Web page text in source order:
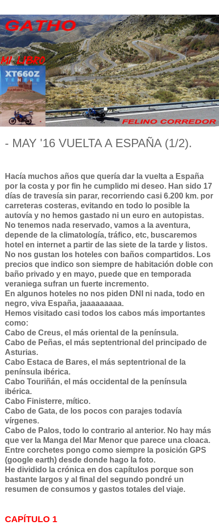
- MAY '16 VUELTA A ESPAÑA (1/2).
Hacía muchos años que quería dar la vuelta a España
por la costa y por fin he cumplido mi deseo. Han sido 17
días de travesía sin parar, recorriendo casi 6.200 km. por
carreteras costeras, evitando en todo lo posible la
autovía y no hemos gastado ni un euro en autopistas.
No tenemos nada reservado, vamos a la aventura,
depende de la climatología, tráfico, etc, buscaremos
hotel en internet a partir de las siete de la tarde y listos.
No nos gustan los hoteles con baños compartidos. Los
precios que indico son siempre de habitación doble con
baño privado y en mayo, puede que en temporada
veraniega sufran un fuerte incremento.
En algunos hoteles no nos piden DNI ni nada, todo en
negro, viva España, jaaaaaaaaa.
Hemos visitado casi todos los cabos más importantes
como:
Cabo de Creus, el más oriental de la península.
Cabo de Peñas, el más septentrional del principado de
Asturias.
Cabo Estaca de Bares, el más septentrional de la
península ibérica.
Cabo Touriñán, el más occidental de la península
ibérica.
Cabo Finisterre, mítico.
Cabo de Gata, de los pocos con parajes todavía
vírgenes.
Cabo de Palos, todo lo contrario al anterior. No hay más
que ver la Manga del Mar Menor que parece una cloaca.
Entre corchetes pongo como siempre la posición GPS
(google earth) desde donde hago la foto.
He dividido la crónica en dos capítulos porque son
bastante largos y al final del segundo pondré un
resumen de consumos y gastos totales del viaje.
CAPÍTULO 1